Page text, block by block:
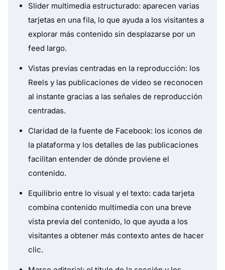
Slider multimedia estructurado: aparecen varias
tarjetas en una fila, lo que ayuda a los visitantes a
explorar más contenido sin desplazarse por un
feed largo.
Vistas previas centradas en la reproducción: los
Reels y las publicaciones de video se reconocen
al instante gracias a las señales de reproducción
centradas.
Claridad de la fuente de Facebook: los iconos de
la plataforma y los detalles de las publicaciones
facilitan entender de dónde proviene el
contenido.
Equilibrio entre lo visual y el texto: cada tarjeta
combina contenido multimedia con una breve
vista previa del contenido, lo que ayuda a los
visitantes a obtener más contexto antes de hacer
clic.